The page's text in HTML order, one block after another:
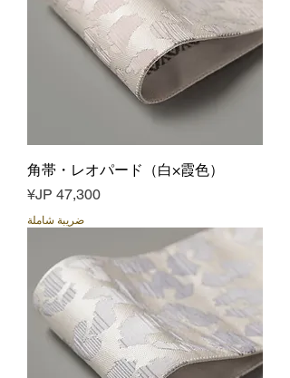
角帯・レオパード（白×霞色）
السعر
ضريبة شاملة